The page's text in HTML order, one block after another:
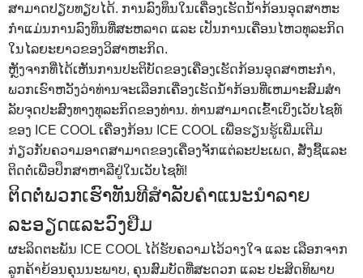
ສາມາດປຽບທຽບໄດ້. ການ​ລົງ​ທຶນ​ໃນ​ເຄື່ອງ​ເຮັດ​ນ້ຳ​ກ້ອນ​ອຸດ​ສາ​ຫະ​
ກຳ​ແມ່ນ​ການ​ລົງ​ທຶນ​ທີ່​ສະ​ຫລາດ ແລະ ເປັນ​ການ​ເຄື່ອນ​ໄຫວ​ທຸ​ລະ​ກິດ​
ໃນ​ໄລ​ຍະ​ຍາວ​ຂອງ​ວິ​ສາ​ຫະ​ກິດ.
ຫຼັງຈາກທີ່ໄດ້ເຫັນການປະຕິບັດຂອງເຄື່ອງເຮັດກ້ອນອຸດສາຫະກໍາ,
ພວກເຮົາຫວັງວ່າທ່ານຈະເລືອກເຄື່ອງເຮັດນ້ໍາກ້ອນທີ່ເຫມາະສົມສໍາ
ລັບຈຸດປະສົງທາງທຸລະກິດຂອງທ່ານ. ທ່ານສາມາດເຂົ້າເບິ່ງເວັບໄຊທ໌
ຂອງ ICE COOL ເຄື່ອງກ້ອນ ICE COOL ເພື່ອຮຽນຮູ້ເພີ່ມເຕີມ
ກ່ຽວກັບຄວາມອາດສາມາດຂອງເຄື່ອງຈັກແຕ່ລະປະເພດ, ສັ່ງຊື້ແລະ
ຕິດຕໍ່ເພື່ອປຶກສາຫາລືຢູ່ໃນເວັບໄຊທ໌!
ຕິດຕໍ່ພວກເຮົາທັນທີສໍາລັບຄໍາແນະນໍາລາຍ
ລະອຽດແລະວົງຢືມ
ຜະລິດຕະພັນ ICE COOL ໄດ້ຮັບຄວາມໄວ້ວາງໃຈ ແລະ ເລືອກຈາກ
ລູກຄ້າຍ້ອນຄຸນນະພາບ, ຄຸນສົມບັດທີ່ສະດວກ ແລະ ປະສິດທິພາບ